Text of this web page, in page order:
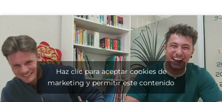
Haz clic para aceptar cookies de
marketing y permitir este contenido